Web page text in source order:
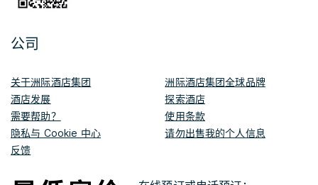
公司
关于洲际酒店集团
洲际酒店集团全球品牌
酒店发展
探索酒店
需要帮助？
使用条款
隐私与 Cookie 中心
请勿出售我的个人信息
反馈